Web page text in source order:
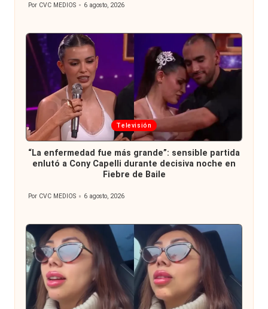
Publicado
Por CVC MEDIOS 6 agosto, 2026
Publicada
en
Televisión
“La enfermedad fue más grande”: sensible partida
enlutó a Cony Capelli durante decisiva noche en
Fiebre de Baile
Publicado
Por CVC MEDIOS 6 agosto, 2026